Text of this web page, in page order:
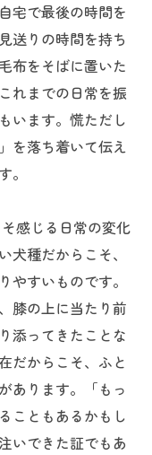
宅で最後の時間を
送りの時間を持ち
布をそばに置いた
れまでの日常を振
います。慌ただし
を落ち着いて伝え
。
感じる日常の変化
種だからこそ、
やすいものです。
膝の上に当たり前
添ってきたことな
だからこそ、ふと
あります。「もっ
こともあるかもし
いできた証でもあ